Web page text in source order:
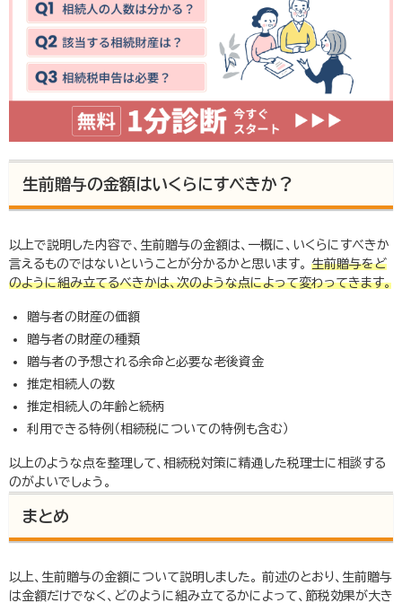
生前贈与の金額はいくらにすべきか？
以上で説明した内容で、生前贈与の金額は、一概に、いくらにすべきか
言えるものではないということが分かるかと思います。 生前贈与をど
のように組み立てるべきかは、次のような点によって変わってきます。
贈与者の財産の価額
贈与者の財産の種類
贈与者の予想される余命と必要な老後資金
推定相続人の数
推定相続人の年齢と続柄
利用できる特例（相続税についての特例も含む）
以上のような点を整理して、相続税対策に精通した税理士に相談する
のがよいでしょう。
まとめ
以上、生前贈与の金額について説明しました。 前述のとおり、生前贈与
は金額だけでなく、どのように組み立てるかによって、節税効果が大き